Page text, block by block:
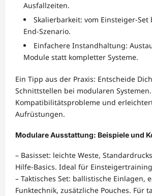
Ausfallzeiten.
Skalierbarkeit: vom Einsteiger-Set
End-Szenario.
Einfachere Instandhaltung:
Module statt kompletter Systeme.
Ein Tipp aus der Praxis: Entscheide
Schnittstellen bei modularen
Kompatibilitätsprobleme und
Aufrüstungen.
Modulare Ausstattung: Beispiele und
– Basisset: leichte Weste,
Hilfe-Basics. Ideal für
– Taktisches Set: ballistische Einlagen,
Funktechnik, zusätzliche Pouches. Für